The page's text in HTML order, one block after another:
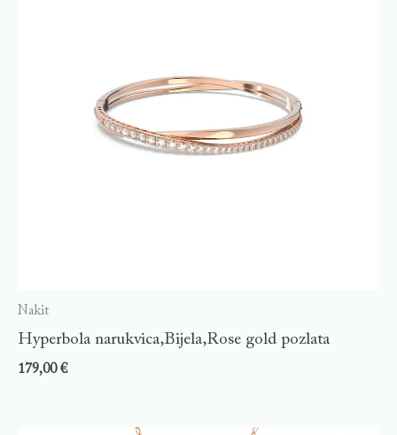
Nakit
Hyperbola narukvica,Bijela,Rose gold pozlata
179,00€